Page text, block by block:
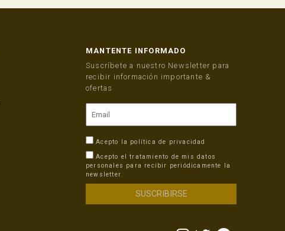
MANTENTE INFORMADO
Suscríbete a nuestro Newsletter para
recibir información importante &
ofertas
Acepto la política de privacidad
Acepto el tratamiento de mis datos
personales para recibir periódicamente la
newsletter.